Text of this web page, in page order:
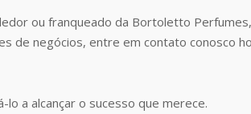
ou franqueado da Bortoletto
de negócios, entre em contato conosco
a alcançar o sucesso que merece.